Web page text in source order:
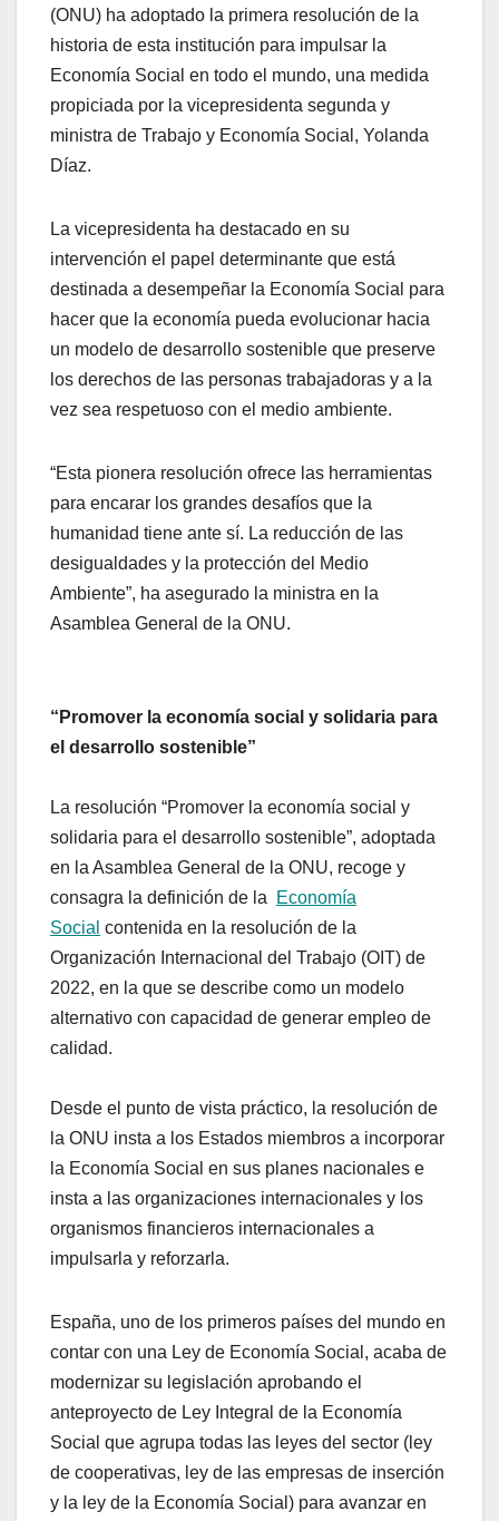
(ONU) ha adoptado la primera resolución de la
historia de esta institución para impulsar la
Economía Social en todo el mundo, una medida
propiciada por la vicepresidenta segunda y
ministra de Trabajo y Economía Social, Yolanda
Díaz.
La vicepresidenta ha destacado en su
intervención el papel determinante que está
destinada a desempeñar la Economía Social para
hacer que la economía pueda evolucionar hacia
un modelo de desarrollo sostenible que preserve
los derechos de las personas trabajadoras y a la
vez sea respetuoso con el medio ambiente.
“Esta pionera resolución ofrece las herramientas
para encarar los grandes desafíos que la
humanidad tiene ante sí. La reducción de las
desigualdades y la protección del Medio
Ambiente”, ha asegurado la ministra en la
Asamblea General de la ONU.
“Promover la economía social y solidaria para
el desarrollo sostenible”
La resolución “Promover la economía social y
solidaria para el desarrollo sostenible”, adoptada
en la Asamblea General de la ONU, recoge y
consagra la definición de la
Economía
Social contenida en la resolución de la
Organización Internacional del Trabajo (OIT) de
2022, en la que se describe como un modelo
alternativo con capacidad de generar empleo de
calidad.
Desde el punto de vista práctico, la resolución de
la ONU insta a los Estados miembros a incorporar
la Economía Social en sus planes nacionales e
insta a las organizaciones internacionales y los
organismos financieros internacionales a
impulsarla y reforzarla.
España, uno de los primeros países del mundo en
contar con una Ley de Economía Social, acaba de
modernizar su legislación aprobando el
anteproyecto de Ley Integral de la Economía
Social que agrupa todas las leyes del sector (ley
de cooperativas, ley de las empresas de inserción
y la ley de la Economía Social) para avanzar en